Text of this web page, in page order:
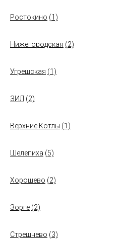
Ростокино (1)
Нижегородская (2)
Угрешская (1)
ЗИЛ (2)
Верхние Котлы (1)
Шелепиха (5)
Хорошево (2)
Зорге (2)
Стрешнево (3)